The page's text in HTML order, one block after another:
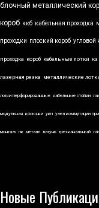
блочный металлический
короб ккб кабельная проходка
проходки плоский короб угловой
проходка короб кабельные лотки кз
лазерная резка металлические
лотки перфорированные кабельные стойки
модульная косынки укп узел коммутации
монтаж пк металл латунь трехканальный
Новые